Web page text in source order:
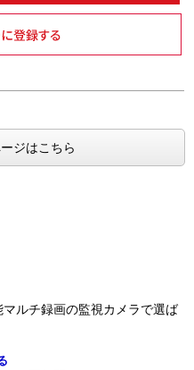
ジはこちら
ルチ録画の監視カメラで選ば